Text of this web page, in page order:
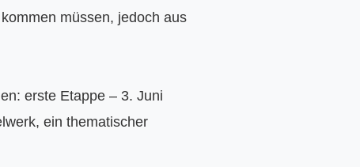
müssen, jedoch aus
erste Etappe – 3. Juni
ein thematischer